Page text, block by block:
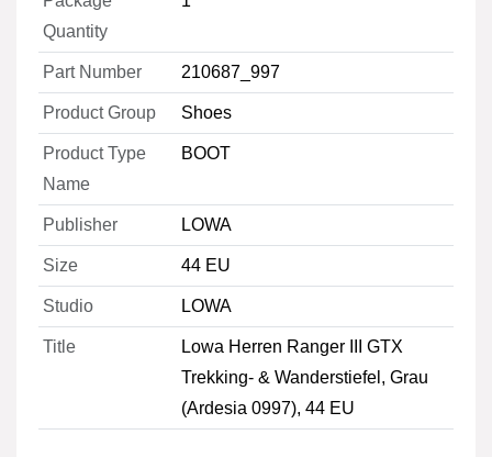
Quantity
Part Number 210687_997
Product Group Shoes
Product Type
Name
BOOT
Publisher LOWA
Size 44 EU
Studio LOWA
Title
Lowa Herren Ranger III GTX
Trekking- & Wanderstiefel, Grau
(Ardesia 0997), 44 EU